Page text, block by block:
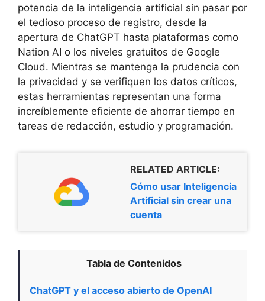
potencia de la inteligencia artificial sin pasar por
el tedioso proceso de registro, desde la
apertura de ChatGPT hasta plataformas como
Nation AI o los niveles gratuitos de Google
Cloud. Mientras se mantenga la prudencia con
la privacidad y se verifiquen los datos críticos,
estas herramientas representan una forma
increíblemente eficiente de ahorrar tiempo en
tareas de redacción, estudio y programación.
RELATED ARTICLE:
Cómo usar Inteligencia
Artificial sin crear una
cuenta
Tabla de Contenidos
ChatGPT y el acceso abierto de OpenAI